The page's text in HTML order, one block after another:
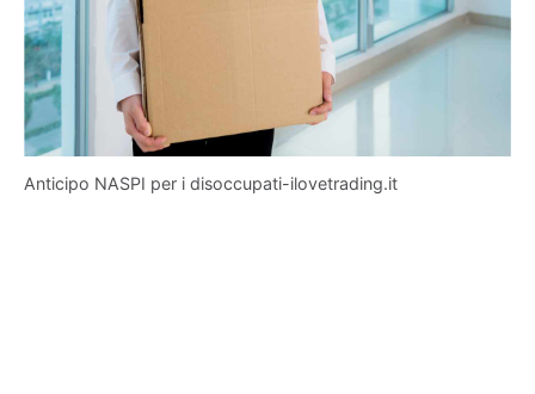
Anticipo NASPI per i disoccupati-ilovetrading.it